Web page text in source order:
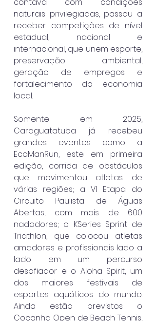
naturais privilegiadas, passou a
receber competições de nível
estadual, nacional e
internacional, que unem esporte,
preservação ambiental,
geração de empregos e
fortalecimento da economia
local.
Somente em 2025,
Caraguatatuba já recebeu
grandes eventos como a
EcoManRun, este em primeira
edição, corrida de obstáculos
que movimentou atletas de
várias regiões; a VI Etapa do
Circuito Paulista de Águas
Abertas, com mais de 600
nadadores; o KSeries Sprint de
Triathlon, que colocou atletas
amadores e profissionais lado a
lado em um percurso
desafiador e o Aloha Spirit, um
dos maiores festivais de
esportes aquáticos do mundo.
Ainda estão previstos o
Cocanha Open de Beach Tennis,